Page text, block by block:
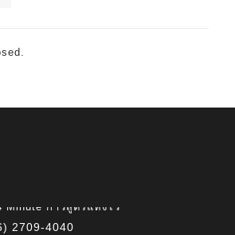
2709-4040